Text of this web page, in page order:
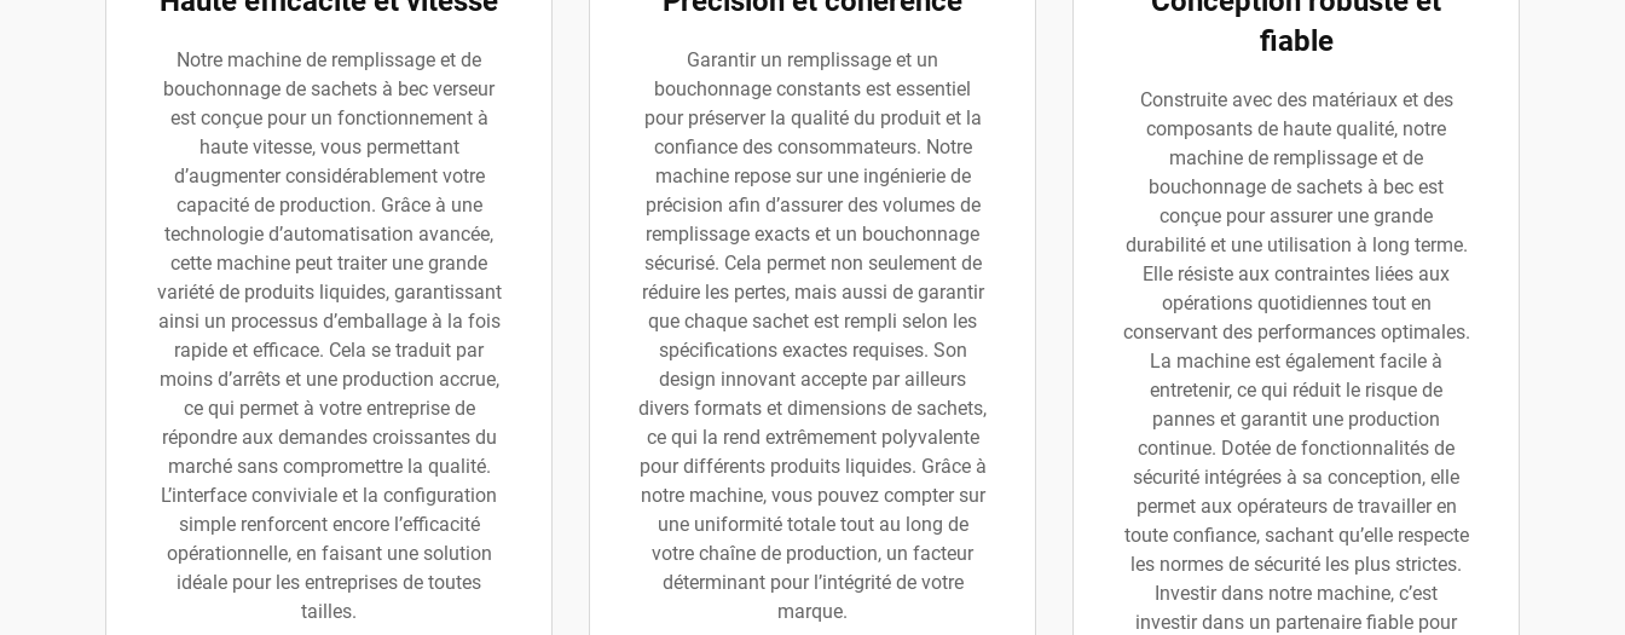
Notre machine de remplissage et de
bouchonnage de sachets à bec verseur
est conçue pour un fonctionnement à
haute vitesse, vous permettant
d’augmenter considérablement votre
capacité de production. Grâce à une
technologie d’automatisation avancée,
cette machine peut traiter une grande
variété de produits liquides, garantissant
ainsi un processus d’emballage à la fois
rapide et efficace. Cela se traduit par
moins d’arrêts et une production accrue,
ce qui permet à votre entreprise de
répondre aux demandes croissantes du
marché sans compromettre la qualité.
L’interface conviviale et la configuration
simple renforcent encore l’efficacité
opérationnelle, en faisant une solution
idéale pour les entreprises de toutes
tailles.
Garantir un remplissage et un
bouchonnage constants est essentiel
pour préserver la qualité du produit et la
confiance des consommateurs. Notre
machine repose sur une ingénierie de
précision afin d’assurer des volumes de
remplissage exacts et un bouchonnage
sécurisé. Cela permet non seulement de
réduire les pertes, mais aussi de garantir
que chaque sachet est rempli selon les
spécifications exactes requises. Son
design innovant accepte par ailleurs
divers formats et dimensions de sachets,
ce qui la rend extrêmement polyvalente
pour différents produits liquides. Grâce à
notre machine, vous pouvez compter sur
une uniformité totale tout au long de
votre chaîne de production, un facteur
déterminant pour l’intégrité de votre
marque.
fiable
Construite avec des matériaux et des
composants de haute qualité, notre
machine de remplissage et de
bouchonnage de sachets à bec est
conçue pour assurer une grande
durabilité et une utilisation à long terme.
Elle résiste aux contraintes liées aux
opérations quotidiennes tout en
conservant des performances optimales.
La machine est également facile à
entretenir, ce qui réduit le risque de
pannes et garantit une production
continue. Dotée de fonctionnalités de
sécurité intégrées à sa conception, elle
permet aux opérateurs de travailler en
toute confiance, sachant qu’elle respecte
les normes de sécurité les plus strictes.
Investir dans notre machine, c’est
investir dans un partenaire fiable pour